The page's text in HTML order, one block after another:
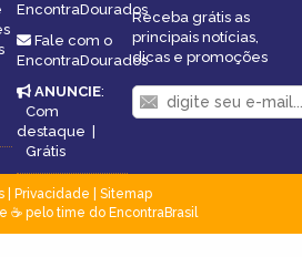
EncontraDourados
Fale com o
EncontraDourados
ANUNCIE:
Com
destaque
Grátis
Receba grátis as
principais notícias,
dicas e promoções
| Privacidade
Sitemap
☕ pelo time do EncontraBrasil